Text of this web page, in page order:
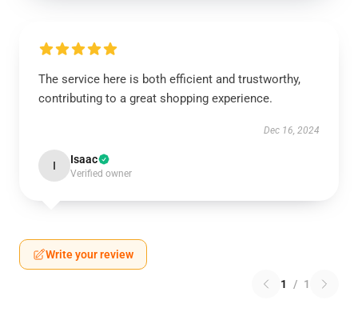
The service here is both efficient and trustworthy,
contributing to a great shopping experience.
Dec 16, 2024
I Isaac
Verified owner
Write your review
1 / 1